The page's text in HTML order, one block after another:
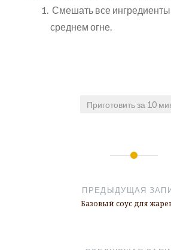
Смешать все
среднем огне.
Приготовить за 10
ПРЕДЫДУЩАЯ
Базовый соус для